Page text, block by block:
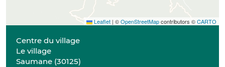
Leaflet | ©OpenStreetMapcontributors ©CARTO
Centre du village
Le village
Saumane (30125)